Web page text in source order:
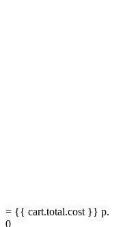
= {{ cart.total.cost }} р.
0